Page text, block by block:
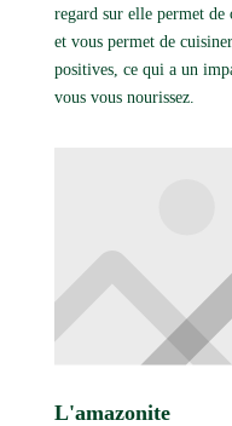
regard sur elle permet de
et vous permet de
positives, ce qui a un
vous vous nourissez.
L'amazonite